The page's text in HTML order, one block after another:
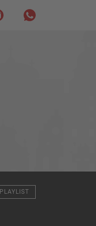
PLAYLIST